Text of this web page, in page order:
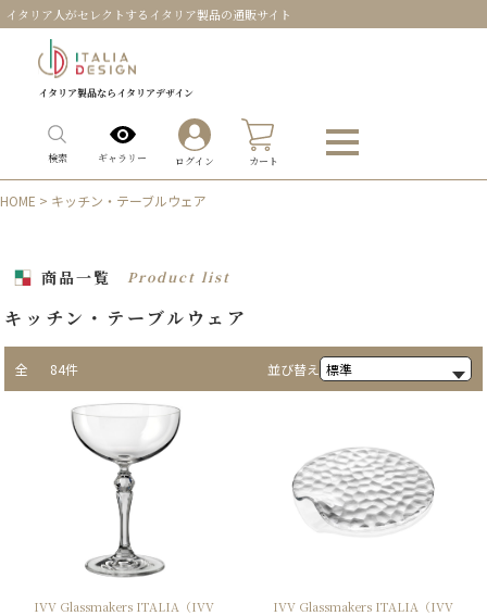
イタリア人がセレクトするイタリア製品の通販サイト
イタリア製品ならイタリアデザイン
検索 ギャラリー ログイン カート
HOME > キッチン・テーブルウェア
商品一覧 Product list
キッチン・テーブルウェア
全 84件 並び替え
IVV Glassmakers ITALIA（IVV
IVV Glassmakers ITALIA（IVV